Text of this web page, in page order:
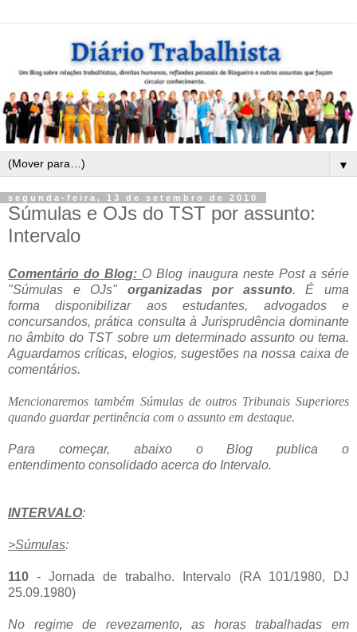
▼
segunda-feira, 13 de setembro de 2010
Súmulas e OJs do TST por assunto:
Intervalo
Comentário do Blog: O Blog inaugura neste Post a série
"Súmulas e OJs" organizadas por assunto. É uma
forma disponibilizar aos estudantes, advogados e
concursandos, prática consulta à Jurisprudência dominante
no âmbito do TST sobre um determinado assunto ou tema.
Aguardamos críticas, elogios, sugestões na nossa caixa de
comentários.
Mencionaremos também Súmulas de outros Tribunais Superiores
quando guardar pertinência com o assunto em destaque.
Para começar, abaixo o Blog publica o
entendimento consolidado acerca do Intervalo.
INTERVALO:
>Súmulas:
110 - Jornada de trabalho. Intervalo (RA 101/1980, DJ
25.09.1980)
No regime de revezamento, as horas trabalhadas em